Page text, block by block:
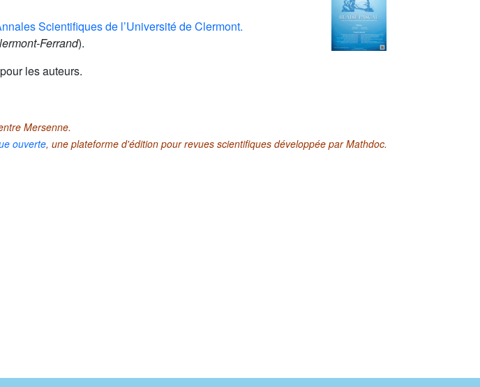
Scientifiques de l’Université de Clermont.
Ferrand).
les auteurs.
Mersenne.
ouverte, une plateforme d'édition pour revues scientifiques développée par Mathdoc.